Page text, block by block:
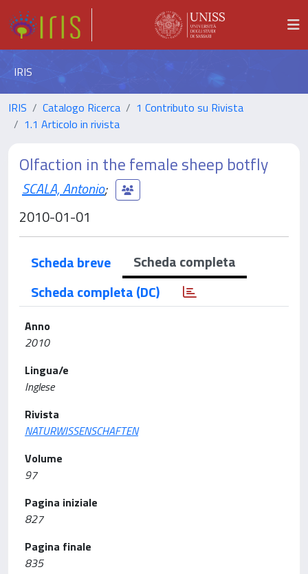
IRIS
IRIS Catalogo Ricerca
1 Contributo su Rivista
1.1 Articolo in rivista
Olfaction in the female sheep botfly
SCALA, Antonio;
2010-01-01
Scheda breve
Scheda completa
Scheda completa (DC)
Anno
2010
Lingua/e
Inglese
Rivista
NATURWISSENSCHAFTEN
Volume
97
Pagina iniziale
827
Pagina finale
835